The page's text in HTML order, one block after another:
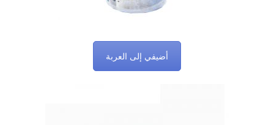
أضيفي إلى العربة